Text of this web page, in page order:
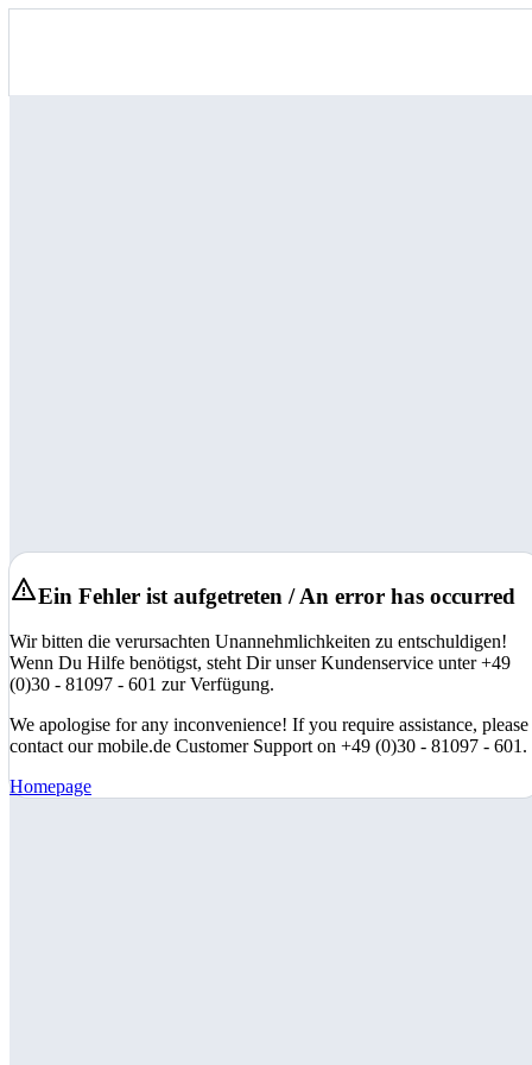
Ein Fehler ist aufgetreten / An error has occurred
Wir bitten die verursachten Unannehmlichkeiten zu entschuldigen!
Wenn Du Hilfe benötigst, steht Dir unser Kundenservice unter +49
(0)30 - 81097 - 601 zur Verfügung.
We apologise for any inconvenience! If you require assistance, please
contact our mobile.de Customer Support on +49 (0)30 - 81097 - 601.
Homepage